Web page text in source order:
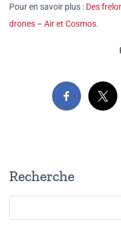
Pour en savoir plus : Des
drones – Air et Cosmos.
Recherche